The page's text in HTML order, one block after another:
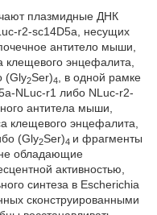
плазмидные ДНК
r2-sc14D5a, несущих
антитело мыши,
клещевого энцефалита,
(Gly2Ser)4
, в одной рамке
NLuc-r1 либо NLuc-r2-
антитела мыши,
клещевого энцефалита,
(Gly2Ser)4 и фрагменты
обладающие
активностью,
синтеза в Escherichia
сконструированными